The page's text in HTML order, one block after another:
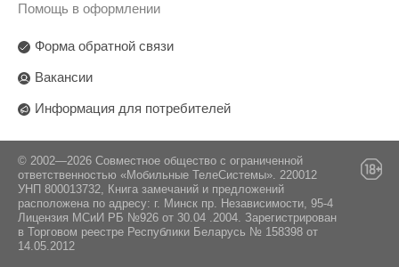
Помощь в оформлении
Форма обратной связи
Вакансии
Информация для потребителей
© 2002—2026 Совместное общество с ограниченной
ответственностью «Мобильные ТелеСистемы». 220012
УНП 800013732, Книга замечаний и предложений
расположена по адресу: г. Минск пр. Независимости, 95-4
Лицензия МСиИ РБ №926 от 30.04 .2004. Зарегистрирован
в Торговом реестре Республики Беларусь № 158398 от
14.05.2012